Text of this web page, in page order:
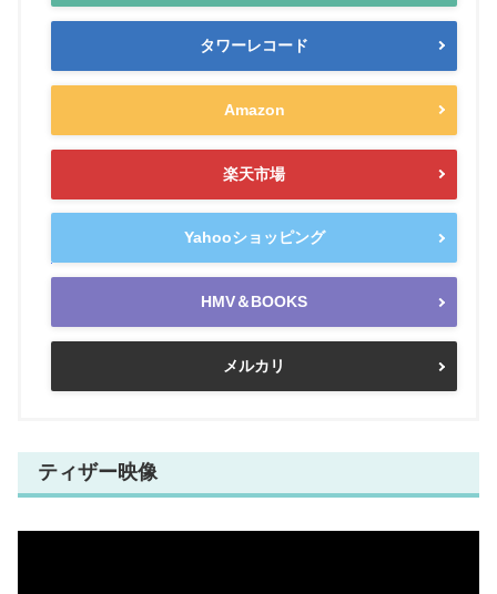
タワーレコード
Amazon
楽天市場
Yahooショッピング
HMV＆BOOKS
メルカリ
ティザー映像